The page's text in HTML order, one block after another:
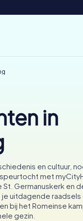
in
en cultuur,
met
Germanuskerk en
uitdagende raadsels
bij het Romeinse
gezin.